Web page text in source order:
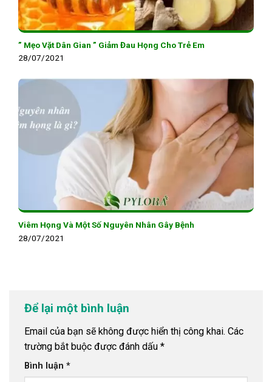
” Mẹo Vặt Dân Gian ” Giảm Đau Họng Cho Trẻ Em
28/07/2021
Viêm Họng Và Một Số Nguyên Nhân Gây Bệnh
28/07/2021
Để lại một bình luận
Email của bạn sẽ không được hiển thị công khai. Các
trường bắt buộc được đánh dấu *
Bình luận *